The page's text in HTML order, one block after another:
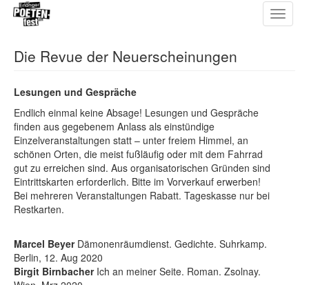
Direkt
Inhalt
Toggle
Die Revue der Neuerscheinungen
Lesungen und Gespräche
Endlich einmal keine Absage! Lesungen und Gespräche
finden aus gegebenem Anlass als einstündige
Einzelveranstaltungen statt – unter freiem Himmel, an
schönen Orten, die meist fußläufig oder mit dem Fahrrad
gut zu erreichen sind. Aus organisatorischen Gründen sind
Eintrittskarten erforderlich. Bitte im Vorverkauf erwerben!
Bei mehreren Veranstaltungen Rabatt. Tageskasse nur bei
Restkarten.
Marcel Beyer Dämonenräumdienst. Gedichte. Suhrkamp.
Berlin, 12. Aug 2020
Birgit BirnbacherIch an meiner Seite. Roman. Zsolnay.